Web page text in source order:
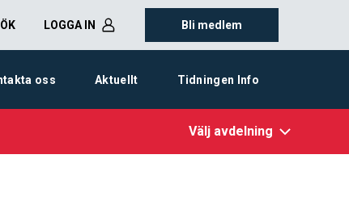
LOGGA IN Bli medlem
oss Aktuellt Tidningen Info
Välj avdelning